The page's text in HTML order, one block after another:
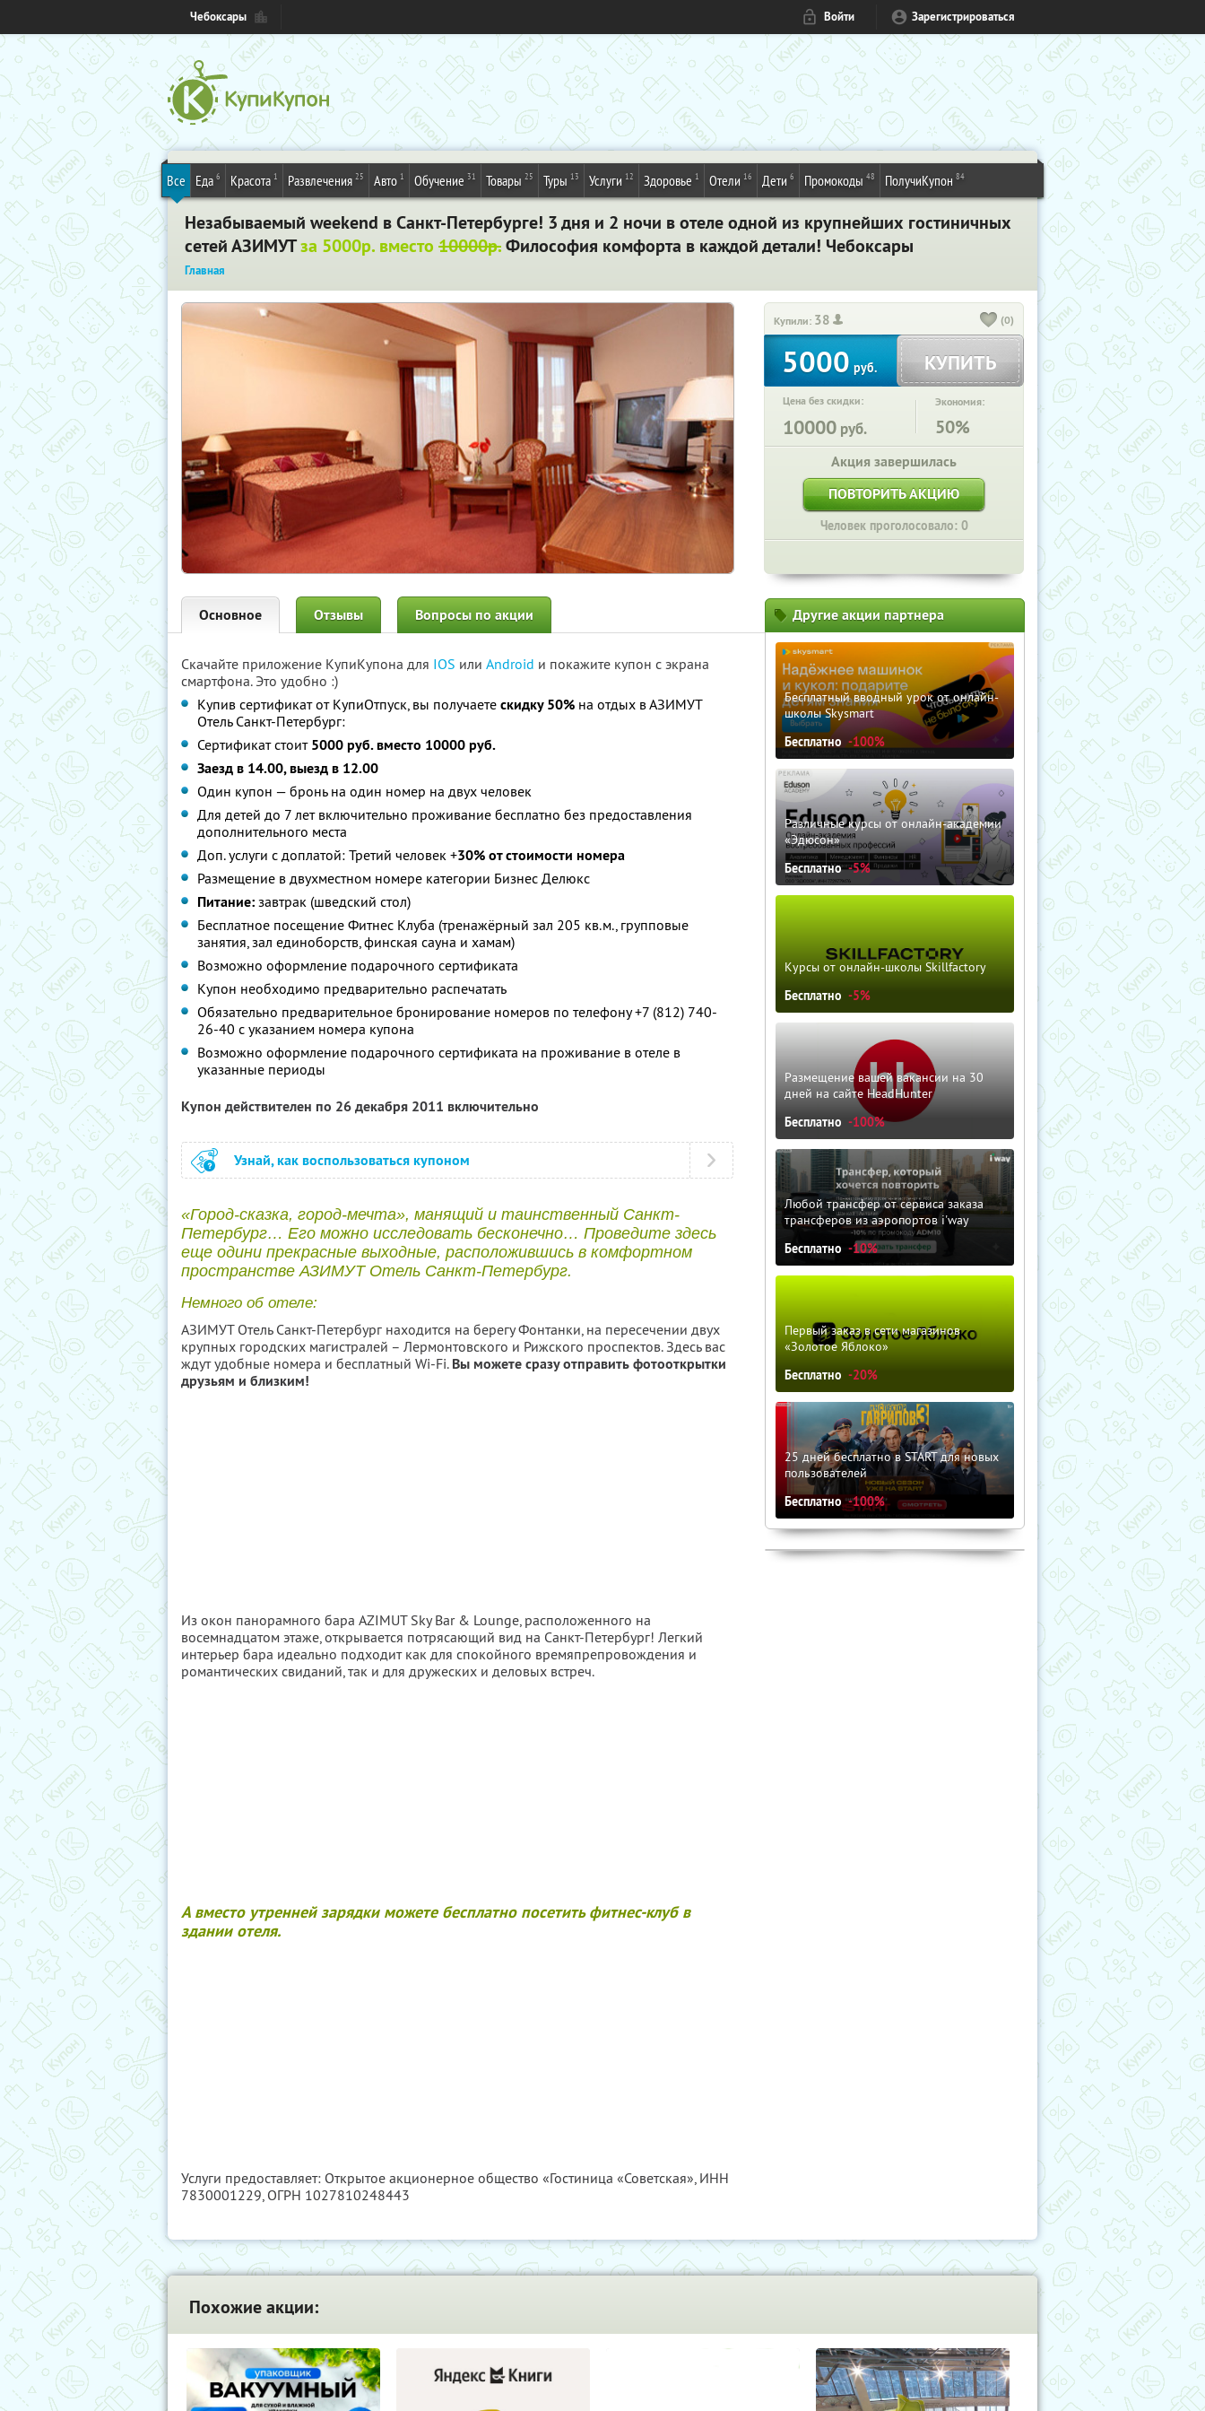
Чебоксары Войти Зарегистрироваться
Все Еда 6 Красота 1 Развлечения 25 Авто 1 Обучение 31 Товары 25 Туры 13 Услуги 12 Здоровье 1 Отели 16 Дети 6 Промокоды 48 ПолучиКупон 84
Незабываемый weekend в Санкт-Петербурге! 3 дня и 2 ночи в отеле одной из крупнейших гостиничных
сетей АЗИМУТза 5000р. вместо 10000р.Философия комфорта в каждой детали! Чебоксары
Главная
Купили: 38 (0)
5000руб. КУПИТЬ
Цена без скидки:
10000 руб.
Экономия:
50%
Акция завершилась
ПОВТОРИТЬ АКЦИЮ
Человек проголосовало: 0
Основное Отзывы Вопросы по акции
Скачайте приложение КупиКупона для IOS или Android и покажите купон с экрана
смартфона. Это удобно :)
Купив сертификат от КупиОтпуск, вы получаете скидку 50% на отдых в АЗИМУТ
Отель Санкт-Петербург:
Сертификат стоит 5000 руб. вместо 10000 руб.
Заезд в 14.00, выезд в 12.00
Один купон — бронь на один номер на двух человек
Для детей до 7 лет включительно проживание бесплатно без предоставления
дополнительного места
Доп. услуги с доплатой: Третий человек +30% от стоимости номера
Размещение в двухместном номере категории Бизнес Делюкс
Питание: завтрак (шведский стол)
Бесплатное посещение Фитнес Клуба (тренажёрный зал 205 кв.м., групповые
занятия, зал единоборств, финская сауна и хамам)
Возможно оформление подарочного сертификата
Купон необходимо предварительно распечатать
Обязательно предварительное бронирование номеров по телефону +7 (812) 740-
26-40 с указанием номера купона
Возможно оформление подарочного сертификата на проживание в отеле в
указанные периоды
Купон действителен по 26 декабря 2011 включительно
Узнай, как воспользоваться купоном
«Город-сказка, город-мечта», манящий и таинственный Санкт-
Петербург… Его можно исследовать бесконечно… Проведите здесь
еще одини прекрасные выходные, расположившись в комфортном
пространстве АЗИМУТ Отель Санкт-Петербург.
Немного об отеле:
АЗИМУТ Отель Санкт-Петербург находится на берегу Фонтанки, на пересечении двух
крупных городских магистралей – Лермонтовского и Рижского проспектов. Здесь вас
ждут удобные номера и бесплатный Wi-Fi. Вы можете сразу отправить фотооткрытки
друзьям и близким!
Из окон панорамного бара AZIMUT Sky Bar & Lounge, расположенного на
восемнадцатом этаже, открывается потрясающий вид на Санкт-Петербург! Легкий
интерьер бара идеально подходит как для спокойного времяпрепровождения и
романтических свиданий, так и для дружеских и деловых встреч.
А вместо утренней зарядки можете бесплатно посетить фитнес-клуб в
здании отеля.
Услуги предоставляет: Открытое акционерное общество «Гостиница «Советская», ИНН
7830001229, ОГРН 1027810248443
Другие акции партнера
Бесплатный вводный урок от онлайн-
школы Skysmart
Бесплатно -100%
Различные курсы от онлайн-академии
«Эдюсон»
Бесплатно -5%
Курсы от онлайн-школы Skillfactory
Бесплатно -5%
Размещение вашей вакансии на 30
дней на сайте HeadHunter
Бесплатно -100%
Любой трансфер от сервиса заказа
трансферов из аэропортов i'way
Бесплатно -10%
Первый заказ в сети магазинов
«Золотое Яблоко»
Бесплатно -20%
25 дней бесплатно в START для новых
пользователей
Бесплатно -100%
Похожие акции: